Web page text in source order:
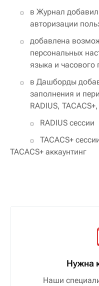
в Журнал
авторизации
добавлена
персональных
языка и часового
в Дашборды
заполнения и
RADIUS,
RADIUS сессии
TACACS+
TACACS+ аккаунтинг
Нужна
Наши